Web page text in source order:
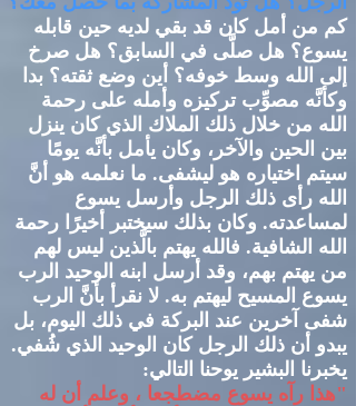
كم من أمل كان قد بقي لديه حين قابله
يسوع؟ هل صلَّى في السابق؟ هل صرخ
إلى الله وسط خوفه؟ أين وضع ثقته؟ بدا
وكأنَّه مصوِّب تركيزه وأمله على رحمة
الله من خلال ذلك الملاك الذي كان ينزل
بين الحين والآخر، وكان يأمل بأنَّه يومًا
سيتم اختياره هو ليشفى. ما نعلمه هو أنَّ
الله رأى ذلك الرجل وأرسل يسوع
لمساعدته. وكان بذلك سيختبر أخيرًا رحمة
الله الشافية. فالله يهتم بالَّذين ليس لهم
من يهتم بهم، وقد أرسل ابنه الوحيد الرب
يسوع المسيح ليهتم به. لا نقرأ بأنَّ الرب
شفى آخرين عند البركة في ذلك اليوم، بل
يبدو أن ذلك الرجل كان الوحيد الذي شُفي.
يخبرنا البشير يوحنا التالي:
"هذا رآه يسوع مضطجعا ، وعلم أن له